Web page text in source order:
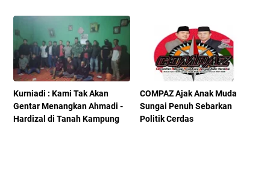
Kurniadi : Kami Tak Akan
Gentar Menangkan Ahmadi -
Hardizal di Tanah Kampung
COMPAZ Ajak Anak Muda
Sungai Penuh Sebarkan
Politik Cerdas